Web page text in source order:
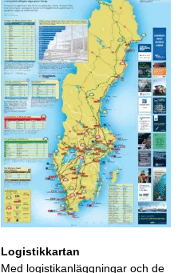
Logistikkartan
Med logistikanläggningar och de